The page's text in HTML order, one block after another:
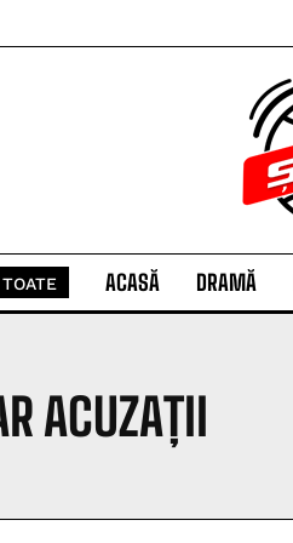
TOATE ACASĂ DRAMĂ
ACUZAȚII